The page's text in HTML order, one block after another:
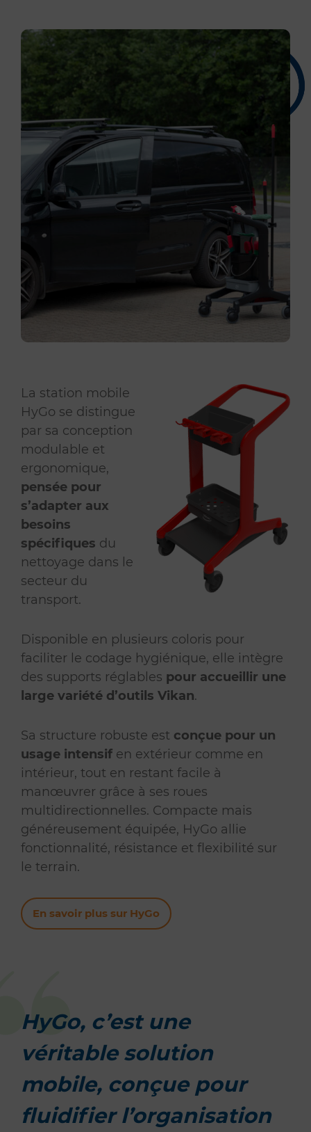
La station mobile
HyGo se distingue
par sa conception
modulable et
ergonomique,
pensée pour
s’adapter aux
besoins
spécifiques du
nettoyage dans le
secteur du
transport.
Disponible en plusieurs coloris pour
faciliter le codage hygiénique, elle intègre
des supports réglables pour accueillir une
large variété d’outils Vikan.
Sa structure robuste est conçue pour un
usage intensif en extérieur comme en
intérieur, tout en restant facile à
manœuvrer grâce à ses roues
multidirectionnelles. Compacte mais
généreusement équipée, HyGo allie
fonctionnalité, résistance et flexibilité sur
le terrain.
En savoir plus sur HyGo
HyGo, c’est une
véritable solution
mobile, conçue pour
fluidifier l’organisation